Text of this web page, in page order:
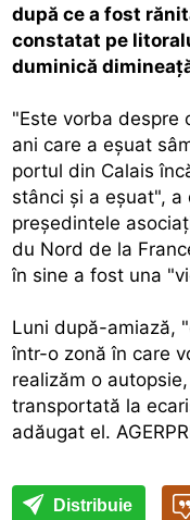
după ce a fost
constatat pe
duminică
"Este vorba despre
ani care a eşuat
portul din Calais
stânci şi a eşuat", a
preşedintele
du Nord de la
în sine a fost una
Luni după-amiază,
într-o zonă în care
realizăm o
transportată la
adăugat el.
Distribuie